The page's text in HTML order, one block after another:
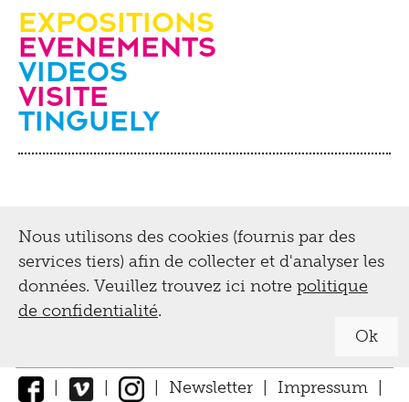
Expositions
evenements
videos
Visite
Tinguely
Nous utilisons des cookies (fournis par des
services tiers) afin de collecter et d'analyser les
données. Veuillez trouvez ici notre politique
de confidentialité.
Ok
Newsletter Impressum